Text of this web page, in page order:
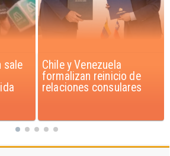
Feriantes rechazan
dichos de Camila Flores
sobre Fabiola Campillai